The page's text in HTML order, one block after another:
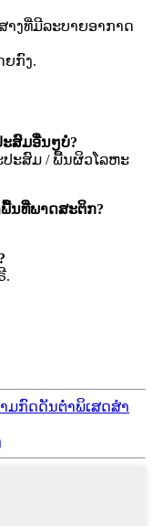
າງທີ່ມີລະບາຍອາກາດ
ຍກົງ.
ສົມອື່ນໆບໍ?
ະສົມ / ພື້ນຜິວໂລຫະ
ນທີ່ພາດສະຕິກ?
.
ມກົດດັນຕ່ໍາພິເສດສໍາ